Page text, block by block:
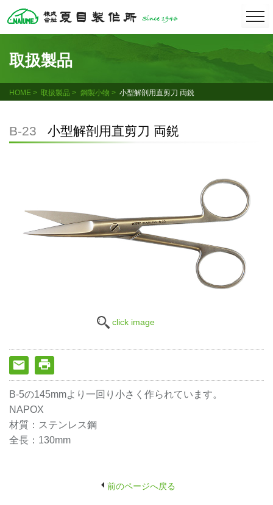
Skip
取扱製品
HOME 取扱製品 鋼製小物 小型解剖用直剪刀 両鋭
B-23 小型解剖用直剪刀 両鋭
click image
B-5の145mmより一回り小さく作られています。
NAPOX
材質：ステンレス鋼
全長：130mm
前のページへ戻る